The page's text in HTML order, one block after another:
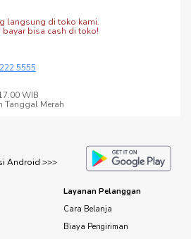
langsung di toko kami.
bisa cash di toko!
5555
WIB
Tanggal Merah
Android >>>
Layanan Pelanggan
Cara Belanja
Biaya Pengiriman